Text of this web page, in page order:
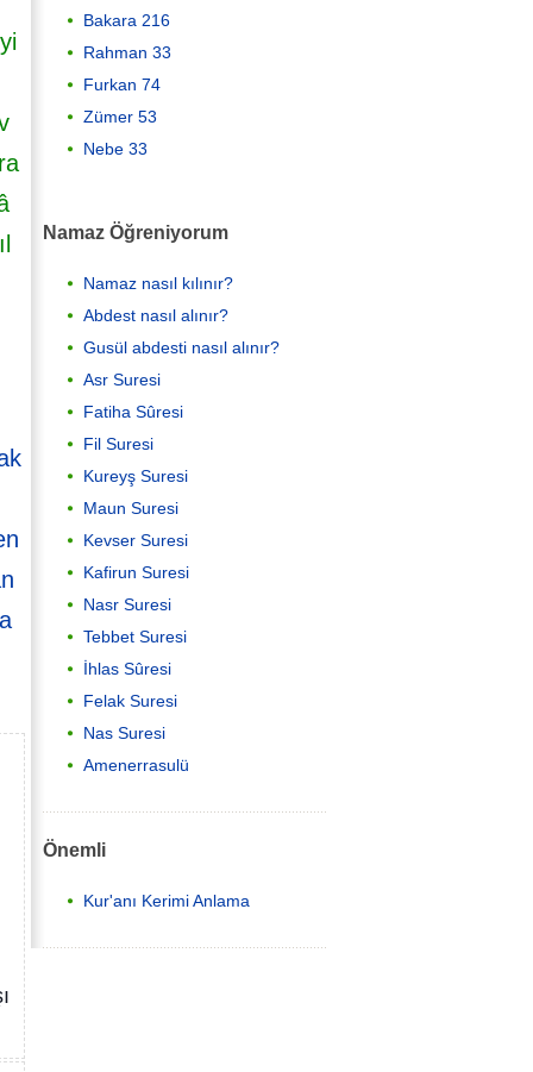
Bakara 216
Rahman 33
Furkan 74
Zümer 53
Nebe 33
Namaz Öğreniyorum
Namaz nasıl kılınır?
Abdest nasıl alınır?
Gusül abdesti nasıl alınır?
Asr Suresi
Fatiha Sûresi
Fil Suresi
Kureyş Suresi
Maun Suresi
Kevser Suresi
Kafirun Suresi
Nasr Suresi
Tebbet Suresi
İhlas Sûresi
Felak Suresi
Nas Suresi
Amenerrasulü
Önemli
Kur'anı Kerimi Anlama